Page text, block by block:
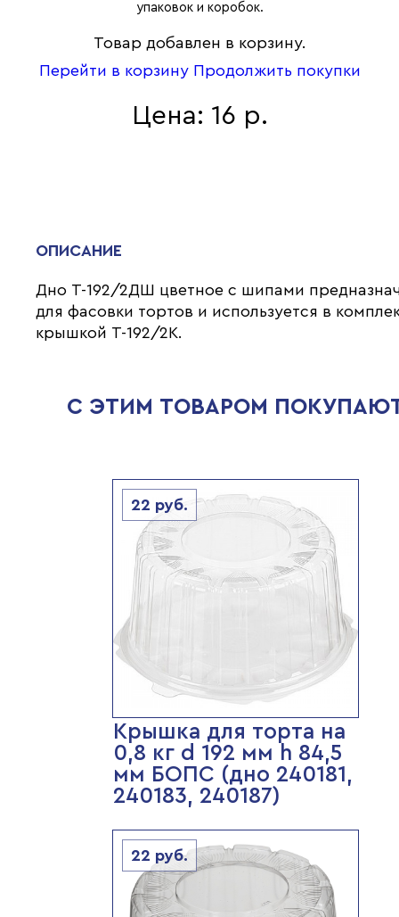
упаковок и коробок.
Товар добавлен в корзину.
Перейти в корзину Продолжить покупки
Цена: 16 р.
ОПИСАНИЕ
Дно Т-192/2ДШ цветное с шипами
для фасовки тортов и используется в
крышкой Т-192/2К.
С ЭТИМ ТОВАРОМ
22 руб.
Крышка для торта на
0,8 кг d 192 мм h 84,5
мм БОПС (дно 240181,
240183, 240187)
22 руб.